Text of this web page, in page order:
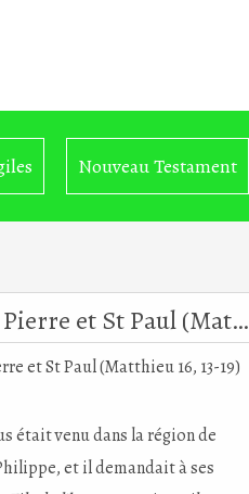
Nouveau Testament
29 juin St Pierre et St Paul (Matthieu 16, 13-19) (DiMail 77)
était venu dans la région de
et il demandait à ses